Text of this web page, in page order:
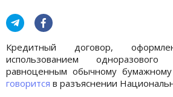
Кредитный договор,
использованием
равноценным обычному
говорится в разъяснении